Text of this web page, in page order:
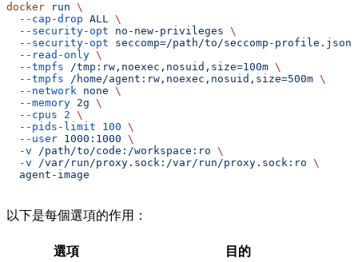
docker run \
  --cap-drop
ALL \
  --security-opt
no-new-privileges \
  --security-opt
seccomp=/path/to/seccomp-profile.json
  --read-only
\
  --tmpfs
/tmp:rw,noexec,nosuid,size=100m \
  --tmpfs
/home/agent:rw,noexec,nosuid,size=500m \
  --network
none \
  --memory
2g \
  --cpus
2 \
  --pids-limit
100 \
  --user
1000:1000 \
  -v
/path/to/code:/workspace:ro \
  -v
/var/run/proxy.sock:/var/run/proxy.sock:ro \
  agent-image
以下是每個選項的作用：
選項 目的